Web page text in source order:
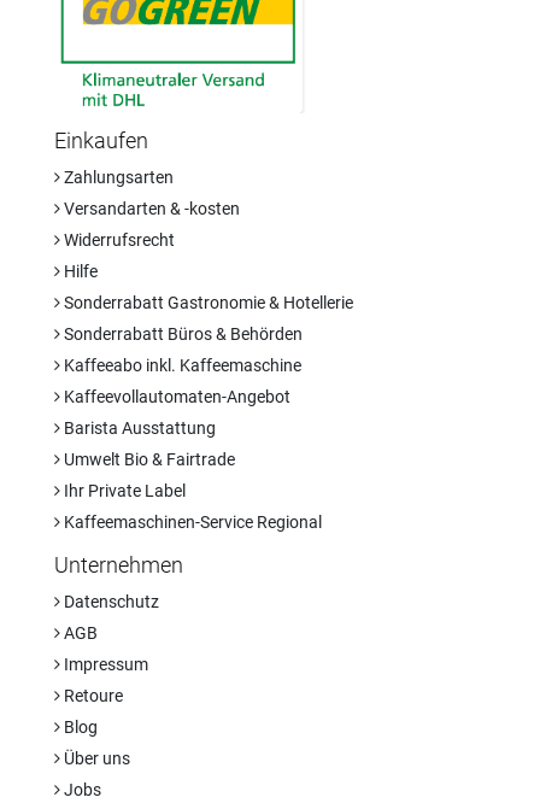
Einkaufen
Zahlungsarten
Versandarten & -kosten
Widerrufsrecht
Hilfe
Sonderrabatt Gastronomie & Hotellerie
Sonderrabatt Büros & Behörden
Kaffeeabo inkl. Kaffeemaschine
Kaffeevollautomaten-Angebot
Barista Ausstattung
Umwelt Bio & Fairtrade
Ihr Private Label
Kaffeemaschinen-Service Regional
Unternehmen
Datenschutz
AGB
Impressum
Retoure
Blog
Über uns
Jobs